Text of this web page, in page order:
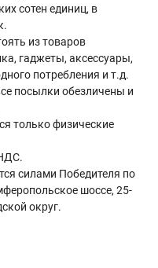
сотен единиц, в
из товаров
гаджеты, аксессуары,
потребления и т.д.
посылки обезличены и
только физические
силами Победителя по
шоссе, 25-
округ.